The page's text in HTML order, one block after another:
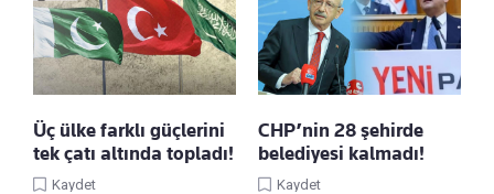
Üç ülke farklı güçlerini
tek çatı altında topladı!
Kaydet
CHP’nin 28 şehirde
belediyesi kalmadı!
Kaydet